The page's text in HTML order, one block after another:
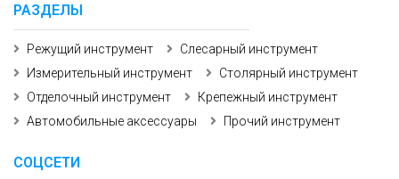
РАЗДЕЛЫ
Режущий инструмент
Слесарный инструмент
Измерительный инструмент
Столярный инструмент
Отделочный инструмент
Крепежный инструмент
Автомобильные аксессуары
Прочий инструмент
СОЦСЕТИ